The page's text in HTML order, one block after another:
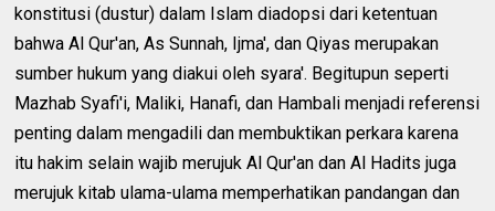
konstitusi (dustur) dalam Islam diadopsi dari ketentuan
bahwa Al Qur'an, As Sunnah, Ijma', dan Qiyas merupakan
sumber hukum yang diakui oleh syara'. Begitupun seperti
Mazhab Syafi'i, Maliki, Hanafi, dan Hambali menjadi referensi
penting dalam mengadili dan membuktikan perkara karena
itu hakim selain wajib merujuk Al Qur'an dan Al Hadits juga
merujuk kitab ulama-ulama memperhatikan pandangan dan